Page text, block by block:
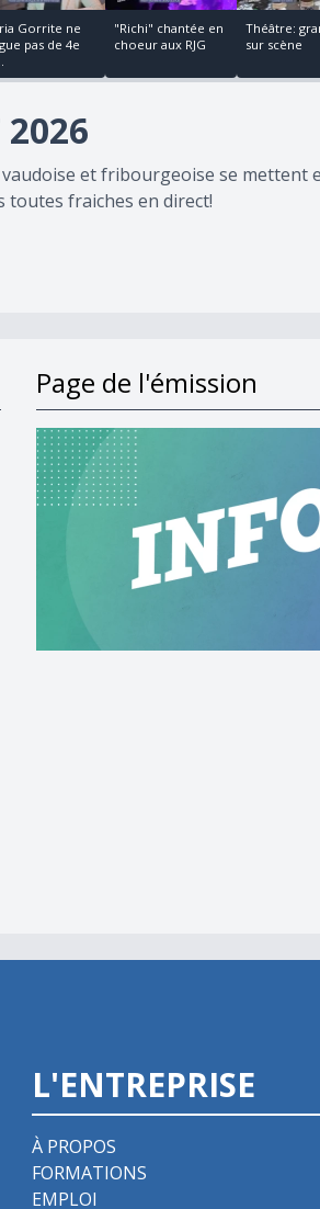
Gorrite ne
pas de 4e
"Richi" chantée en
choeur aux RJG
Théâtre:
sur scène
2026
et fribourgeoise se mettent
toutes fraiches en direct!
son avenir
Page de l'émission
L'ENTREPRISE
À PROPOS
FORMATIONS
EMPLOI